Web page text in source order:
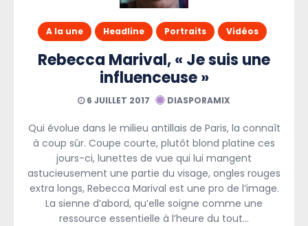
A la une Headline Portraits Vidéos
Rebecca Marival, « Je suis une
influenceuse »
6 JUILLET 2017 DIASPORAMIX
Qui évolue dans le milieu antillais de Paris, la connaît
à coup sûr. Coupe courte, plutôt blond platine ces
jours-ci, lunettes de vue qui lui mangent
astucieusement une partie du visage, ongles rouges
extra longs, Rebecca Marival est une pro de l’image.
La sienne d’abord, qu’elle soigne comme une
ressource essentielle à l’heure du tout…